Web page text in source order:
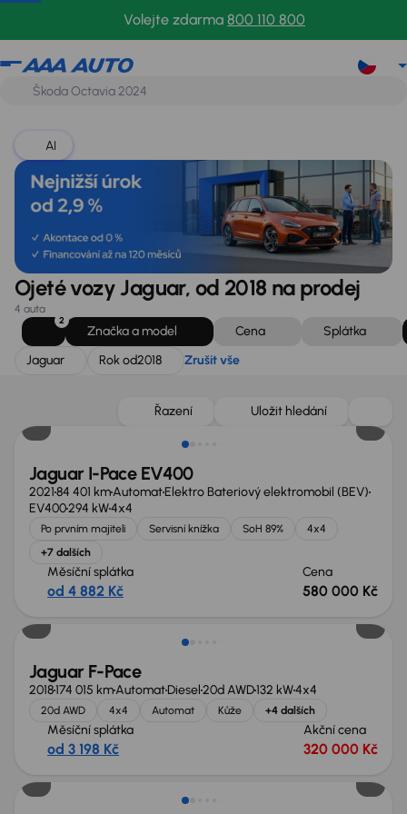
Volejte zdarma 800 110 800
Jaguar
AI
Ojeté vozy Jaguar, od 2018 na prodej
4 auta
2
Značka a model Cena
Splátka
Jaguar
Rok od2018 Zrušit vše
Řazení Uložit hledání
Jaguar I-Pace EV400
202184 401 kmAutomatElektro Bateriový elektromobil (BEV)
EV400294 kW4x4
Po prvním majiteli Servisní knížka SoH 89%
4x4
+7 dalších
Měsíční splátka
od 4 882 Kč
Cena
580 000 Kč
Zlevněno o 10 000 Kč
Jaguar F-Pace
2018174 015 kmAutomatDiesel20d AWD132 kW4x4
20d AWD 4x4 Automat Kůže +4 dalších
Měsíční splátka
od 3 198 Kč
Akční cena
320 000 Kč
Možnost odpočtu DPH